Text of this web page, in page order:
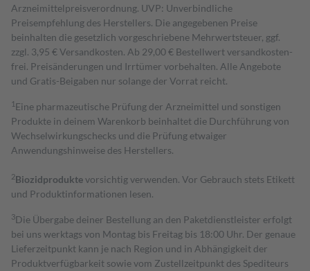
Arzneimittelpreisverordnung. UVP: Unverbindliche
Preisempfehlung des Herstellers. Die angegebenen Preise
beinhalten die gesetzlich vorgeschriebene Mehrwertsteuer, ggf.
zzgl. 3,95 € Versandkosten. Ab 29,00 € Bestell­wert versand­kosten­
frei. Preisänderungen und Irrtümer vorbehalten. Alle Angebote
und Gratis-Beigaben nur solange der Vorrat reicht.
1 Eine pharmazeutische Prüfung der Arzneimittel und sonstigen
Produkte in deinem Warenkorb beinhaltet die Durchführung von
Wechselwirkungschecks und die Prüfung etwaiger
Anwendungshinweise des Herstellers.
2Biozidproduktevorsichtig verwenden. Vor Gebrauch stets Etikett
und Produktinformationen lesen.
3Die Übergabe deiner Bestellung an den Paketdienstleister erfolgt
bei uns werktags von Montag bis Freitag bis 18:00 Uhr. Der genaue
Lieferzeitpunkt kann je nach Region und in Abhängigkeit der
Produktverfügbarkeit sowie vom Zustellzeitpunkt des Spediteurs